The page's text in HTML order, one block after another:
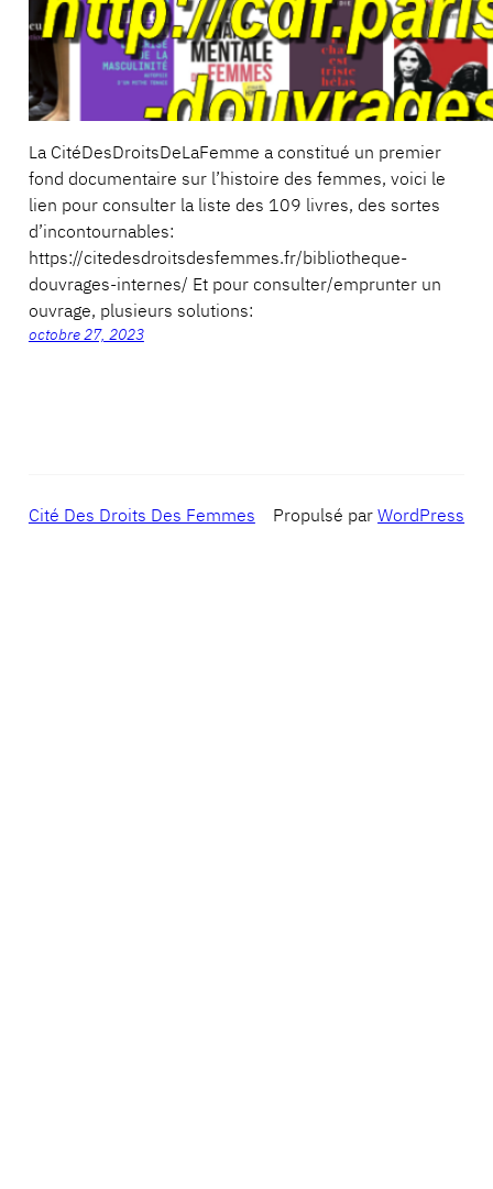
La CitéDesDroitsDeLaFemme a constitué un premier
fond documentaire sur l’histoire des femmes, voici le
lien pour consulter la liste des 109 livres, des sortes
d’incontournables:
https://citedesdroitsdesfemmes.fr/bibliotheque-
douvrages-internes/ Et pour consulter/emprunter un
ouvrage, plusieurs solutions:
octobre 27, 2023
Cité Des Droits Des Femmes Propulsé parWordPress